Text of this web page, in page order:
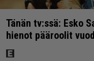
Tänän tv:ssä: Esko
hienot pääroolit